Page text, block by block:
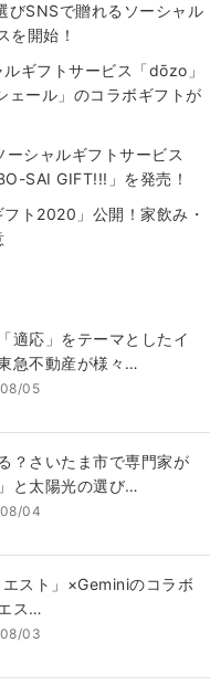
びSNSで贈れるソーシャル
を開始！
ギフトサービス「dōzo」
ェール」のコラボギフトが
シャルギフトサービス
SAI GIFT!!!」を発売！
ト2020」公開！家飲み・
適応」をテーマとしたイ
急不動産が様々…
05
？さいたま市で専門家が
と太陽光の選び…
04
スト」×Geminiのコラボ
ス…
03